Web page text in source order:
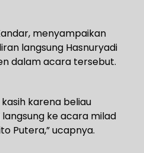
menyampaikan
langsung Hasnuryadi
dalam acara tersebut.
karena beliau
ke acara milad
Putera,” ucapnya.